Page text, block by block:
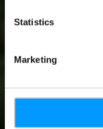
Statistics
Marketing